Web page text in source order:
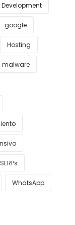
Development
google
Hosting
malware
SERPs
WhatsApp